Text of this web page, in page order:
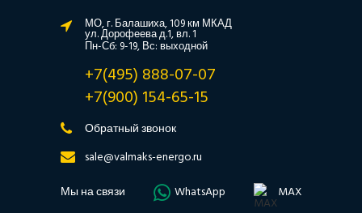
МО, г. Балашиха, 109 км МКАД
ул. Дорофеева д.1, вл. 1
Пн-Сб: 9-19, Вс: выходной
+7(495) 888-07-07
+7(900) 154-65-15
Обратный звонок
sale@valmaks-energo.ru
Мы на связи
WhatsApp MAX